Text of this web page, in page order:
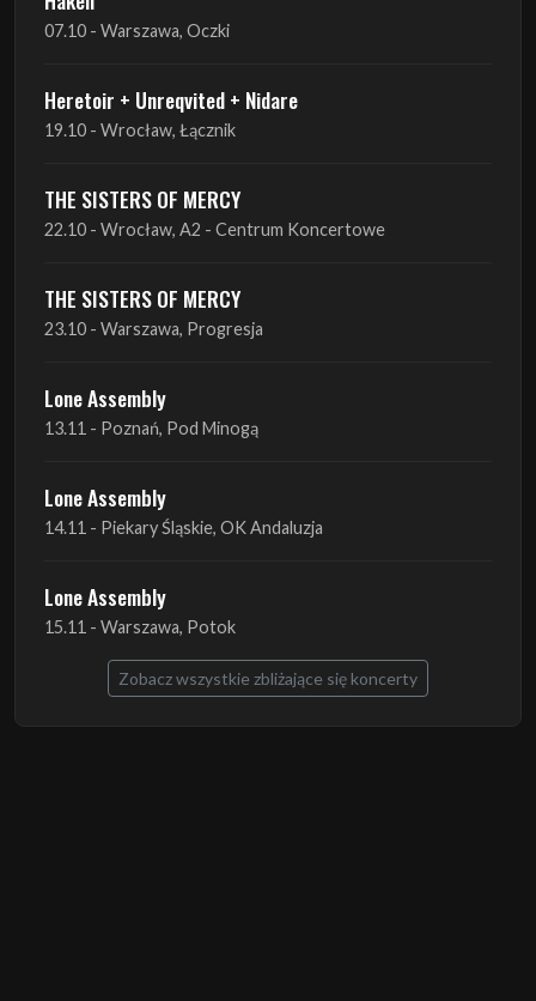
THE SISTERS OF MERCY
22.10 - Wrocław, A2 - Centrum Koncertowe
THE SISTERS OF MERCY
Lone Assembly
Lone Assembly
14.11 - Piekary Śląskie, OK Andaluzja
Lone Assembly
15.11 - Warszawa, Potok